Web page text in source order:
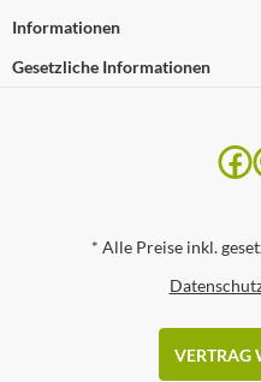
Informationen
Gesetzliche Informationen
* Alle Preise inkl.
VERTRAG